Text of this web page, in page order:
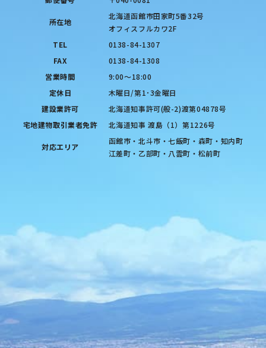
所在地
北海道函館市田家町5番32号
オフィスフルカワ2F
TEL
0138-84-1307
FAX
0138-84-1308
営業時間
9:00〜18:00
定休日
木曜日/第1･3金曜日
建設業許可
北海道知事許可(般-2)渡第04878号
宅地建物取引業者免許
北海道知事 渡島（1）第1226号
対応エリア
函館市・北斗市・七飯町・森町・知内町
江差町・乙部町・八雲町・松前町